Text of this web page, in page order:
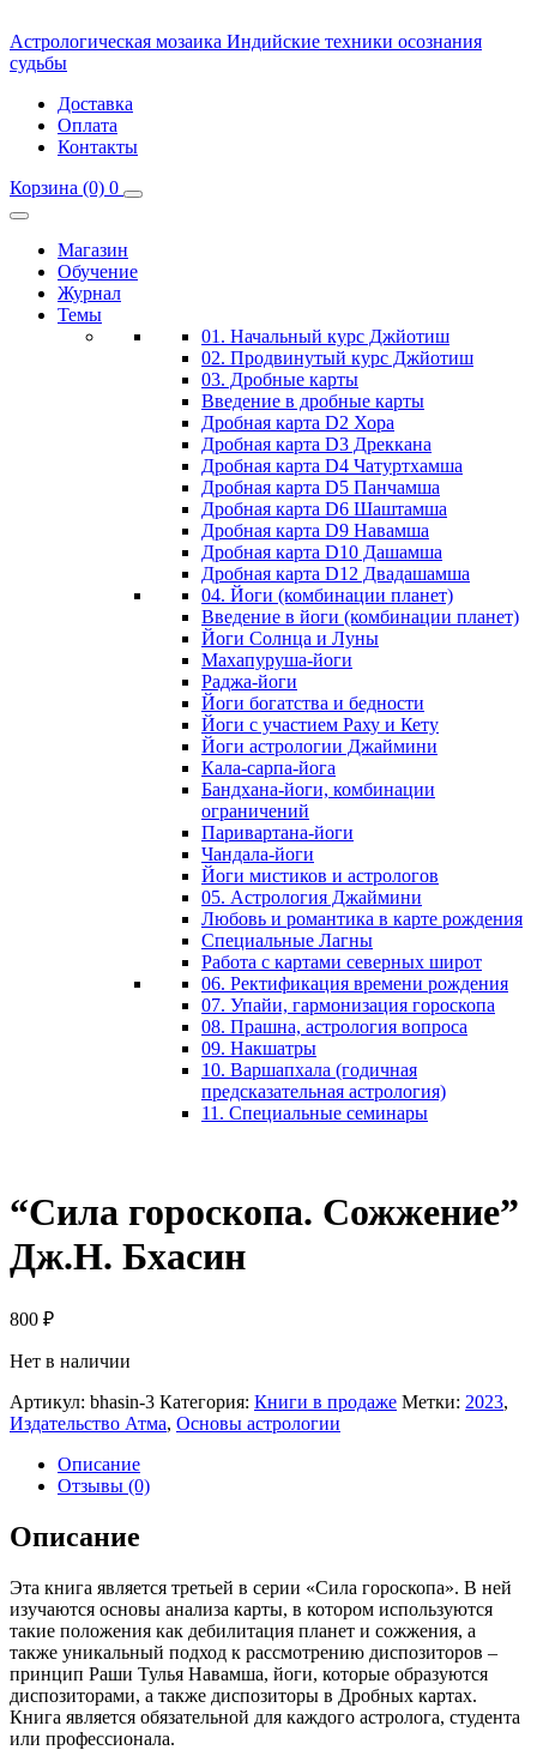
Астрологическая мозаика Индийские техники осознания
судьбы
Доставка
Оплата
Контакты
Корзина (0) 0
Магазин
Обучение
Журнал
Темы
01. Начальный курс Джйотиш
02. Продвинутый курс Джйотиш
03. Дробные карты
Введение в дробные карты
Дробная карта D2 Хора
Дробная карта D3 Дреккана
Дробная карта D4 Чатуртхамша
Дробная карта D5 Панчамша
Дробная карта D6 Шаштамша
Дробная карта D9 Навамша
Дробная карта D10 Дашамша
Дробная карта D12 Двадашамша
04. Йоги (комбинации планет)
Введение в йоги (комбинации планет)
Йоги Солнца и Луны
Махапуруша-йоги
Раджа-йоги
Йоги богатства и бедности
Йоги с участием Раху и Кету
Йоги астрологии Джаймини
Кала-сарпа-йога
Бандхана-йоги, комбинации
ограничений
Паривартана-йоги
Чандала-йоги
Йоги мистиков и астрологов
05. Астрология Джаймини
Любовь и романтика в карте рождения
Специальные Лагны
Работа с картами северных широт
06. Ректификация времени рождения
07. Упайи, гармонизация гороскопа
08. Прашна, астрология вопроса
09. Накшатры
10. Варшапхала (годичная
предсказательная астрология)
11. Специальные семинары
“Сила гороскопа. Сожжение”
Дж.Н. Бхасин
800 ₽
Нет в наличии
Артикул: bhasin-3 Категория: Книги в продаже Метки: 2023,
Издательство Атма, Основы астрологии
Описание
Отзывы (0)
Описание
Эта книга является третьей в серии «Сила гороскопа». В ней
изучаются основы анализа карты, в котором используются
такие положения как дебилитация планет и сожжения, а
также уникальный подход к рассмотрению диспозиторов –
принцип Раши Тулья Навамша, йоги, которые образуются
диспозиторами, а также диспозиторы в Дробных картах.
Книга является обязательной для каждого астролога, студента
или профессионала.